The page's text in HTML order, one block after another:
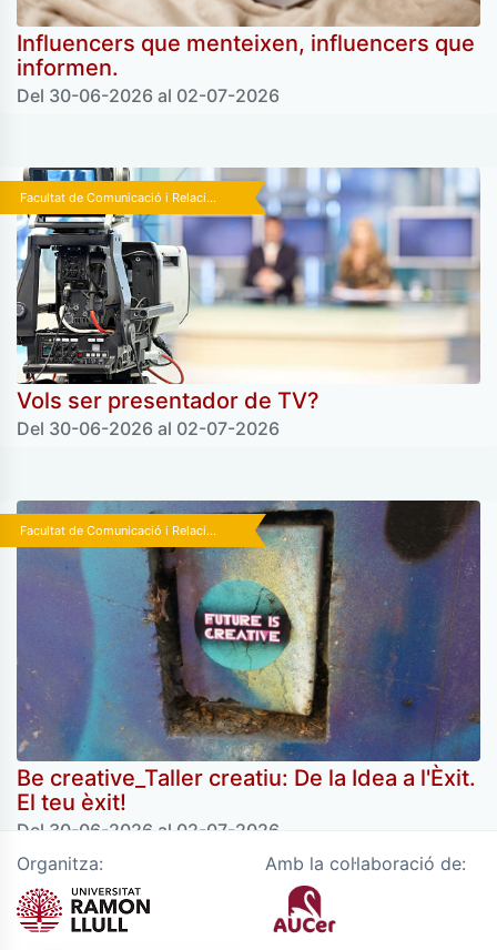
Influencers que menteixen, influencers que
informen.
Del 30-06-2026 al 02-07-2026
Facultat de Comunicació i Relaci...
Vols ser presentador de TV?
Del 30-06-2026 al 02-07-2026
Facultat de Comunicació i Relaci...
Be creative_Taller creatiu: De la Idea a l'Èxit.
El teu èxit!
Del 30-06-2026 al 02-07-2026
Organitza:
Amb la col·laboració de: